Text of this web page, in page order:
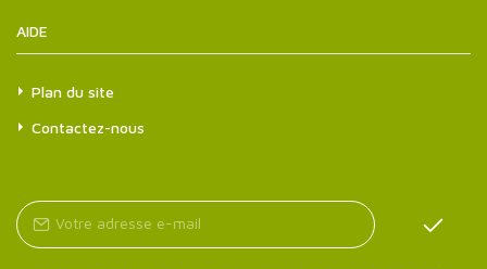
AIDE
Plan du site
Contactez-nous